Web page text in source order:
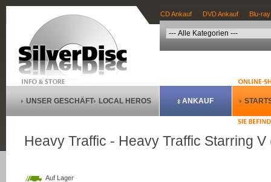
CD Ankauf DVD Ankauf Blu-
UNSER GESCHÄFT LOCAL HEROS ANKAUF
Heavy Traffic - Heavy Traffic Starring V
Auf Lager